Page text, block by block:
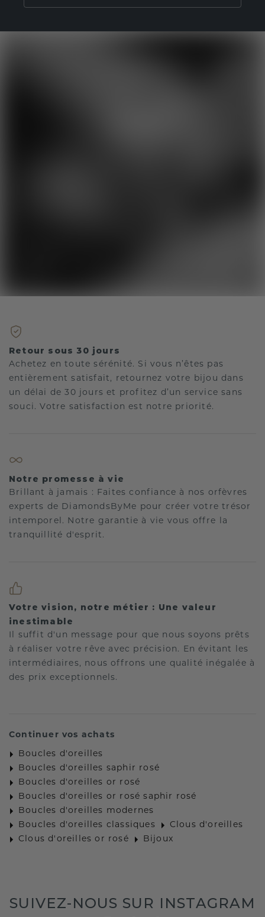
Retour sous 30 jours
Achetez en toute sérénité. Si vous n’êtes pas
entièrement satisfait, retournez votre bijou dans
un délai de 30 jours et profitez d’un service sans
souci. Votre satisfaction est notre priorité.
Notre promesse à vie
Brillant à jamais : Faites confiance à nos orfèvres
experts de DiamondsByMe pour créer votre trésor
intemporel. Notre garantie à vie vous offre la
tranquillité d'esprit.
Votre vision, notre métier : Une valeur
inestimable
Il suffit d'un message pour que nous soyons prêts
à réaliser votre rêve avec précision. En évitant les
intermédiaires, nous offrons une qualité inégalée à
des prix exceptionnels.
Continuer vos achats
Boucles d'oreilles
Boucles d'oreilles saphir rosé
Boucles d'oreilles or rosé
Boucles d'oreilles or rosé saphir rosé
Boucles d'oreilles modernes
Boucles d'oreilles classiques
Clous d'oreilles
Clous d'oreilles or rosé
Bijoux
SUIVEZ-NOUS SUR INSTAGRAM